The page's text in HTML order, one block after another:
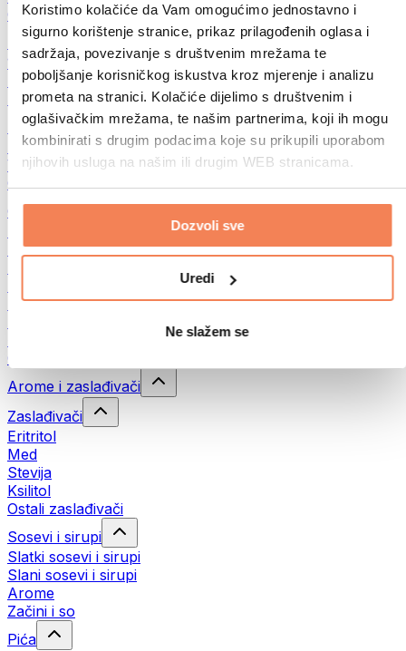
Koristimo kolačiće da Vam omogućimo jednostavno i
sigurno korištenje stranice, prikaz prilagođenih oglasa i
sadržaja, povezivanje s društvenim mrežama te
poboljšanje korisničkog iskustva kroz mjerenje i analizu
prometa na stranici. Kolačiće dijelimo s društvenim i
oglašivačkim mrežama, te našim partnerima, koji ih mogu
kombinirati s drugim podacima koje su prikupili uporabom
njihovih usluga na našim ili drugim WEB stranicama.
Dozvoli sve
Uredi
Ne slažem se
Ostala fitnes jela
Puteri od orašastih plodova
100% namazi od orašastih plodova
Slatki namazi od orašastih plodova
Proteinski namazi od orašastih plodova
Superhrana
Zelena superhrana
Vlakna
Ostala superhrana
Grickalice
Suvo meso
Proteinski čips
Ostale grickalice
Arome i zaslađivači
Zaslađivači
Eritritol
Med
Stevija
Ksilitol
Ostali zaslađivači
Sosevi i sirupi
Slatki sosevi i sirupi
Slani sosevi i sirupi
Arome
Začini i so
Pića